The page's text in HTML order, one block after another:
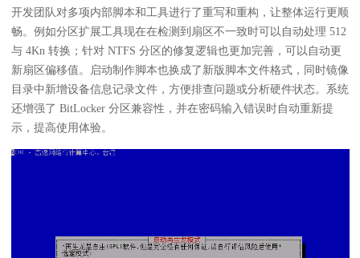
开发团队对多项内部脚本和工具进行了重写和重构，让整体运行更顺
畅。例如分区扩展工具现在在检测到扇区不一致时可以自动处理 512
与 4Kn 转换；针对 NTFS 分区的修复逻辑也更加完善，可以自动更
新扇区偏移值。启动制作脚本也换成了新版脚本文件格式，同时镜像
目录中新增设备信息记录文件，方便排查问题或分析硬件状态。系统
还增强了 BitLocker 分区兼容性，并在密码输入错误时自动重新提
示，提高使用体验。